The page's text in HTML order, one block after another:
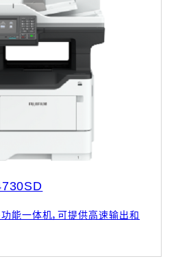
能一体机，可提供高速输出和